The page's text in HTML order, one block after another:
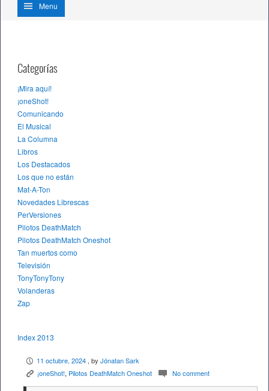
Menu
Categorías
¡Mira aquí!
¡oneShot!
Comunicando
El Musical
La Columna
Libros
Los Destacados
Los que no están
Mat-A-Ton
Novedades Librescas
PerVersiones
Pilotos DeathMatch
Pilotos DeathMatch Oneshot
Tan muertos como
Televisión
TonyTonyTony
Volanderas
Zap
Index 2013
P 11 octubre, 2024 , by Jónatan Sark
K ¡oneShot!, Pilotos DeathMatch Oneshot c No comment